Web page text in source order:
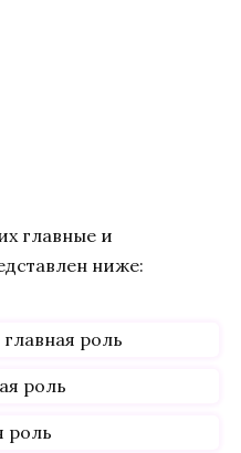
главные и
ниже:
роль
роль
роль